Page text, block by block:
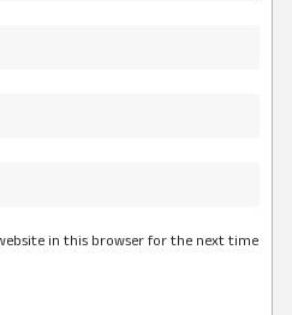
in this browser for the next time